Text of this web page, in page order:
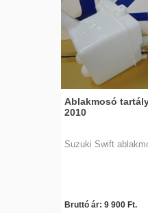
Ablakmosó
2010
Suzuki Swift
Bruttó ár: 9 900 Ft.